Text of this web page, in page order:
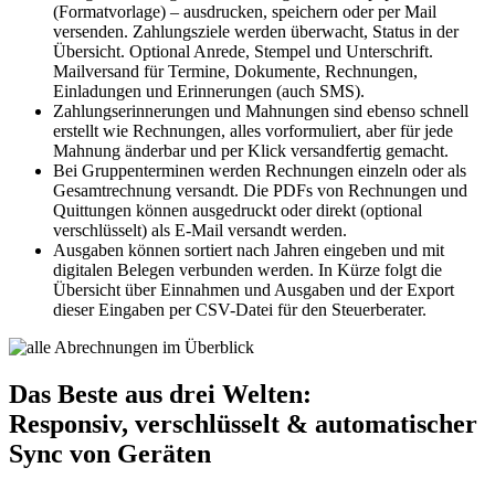
(Formatvorlage) – ausdrucken, speichern oder per Mail
versenden. Zahlungsziele werden überwacht, Status in der
Übersicht. Optional Anrede, Stempel und Unterschrift.
Mailversand für Termine, Dokumente, Rechnungen,
Einladungen und Erinnerungen (auch SMS).
Zahlungserinnerungen und Mahnungen sind ebenso schnell
erstellt wie Rechnungen, alles vorformuliert, aber für jede
Mahnung änderbar und per Klick versandfertig gemacht.
Bei Gruppenterminen werden Rechnungen einzeln oder als
Gesamtrechnung versandt. Die PDFs von Rechnungen und
Quittungen können ausgedruckt oder direkt (optional
verschlüsselt) als E-Mail versandt werden.
Ausgaben können sortiert nach Jahren eingeben und mit
digitalen Belegen verbunden werden. In Kürze folgt die
Übersicht über Einnahmen und Ausgaben und der Export
dieser Eingaben per CSV-Datei für den Steuerberater.
Das Beste aus drei Welten:
Responsiv, verschlüsselt & automatischer
Sync von Geräten